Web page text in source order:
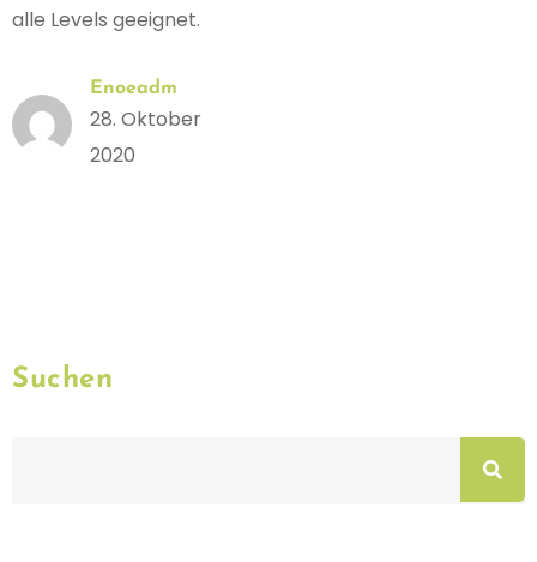
alle Levels geeignet.
Enoeadm
28. Oktober
2020
Suchen